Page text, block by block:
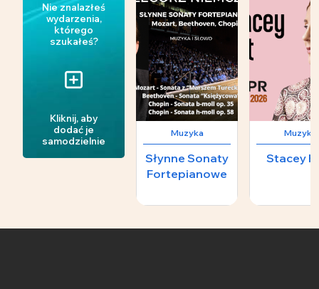
Nie znalazłeś
wydarzenia,
którego
szukałeś?
Kliknij, aby
dodać je
samodzielnie
Muzyka
Słynne Sonaty
Fortepianowe
Muzyka
Stacey